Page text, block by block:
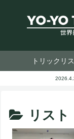
トリックリ
リスト